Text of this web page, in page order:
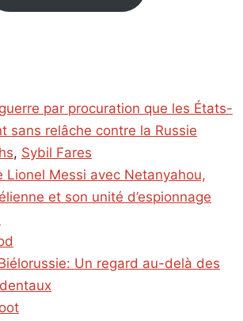
par procuration que les États-
sans relâche contre la Russie
, Sybil Fares
Lionel Messi avec Netanyahou,
et son unité d’espionnage
Un regard au-delà des